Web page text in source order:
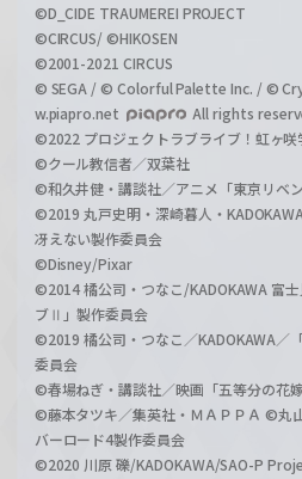
©D_CIDE TRAUMEREI PROJECT
©CIRCUS/ ©HIKOSEN
©2001-2021 CIRCUS
© SEGA / © Colorful Palette Inc. / ©
w.piapro.net
All rights
©2022 プロジェクトラブライブ！虹ヶ
©クール教信者／双葉社
©和久井健・講談社／アニメ「東京リベ
©2019 丸戸史明・深崎暮人・
冴えない製作委員会
©Disney/Pixar
©2014 橘公司・つなこ/KADOKAWA 富
ブⅡ」製作委員会
©2019 橘公司・つなこ／KADOKAWA／
委員会
©春場ねぎ・講談社／映画「五等分の花
©藤本タツキ／集英社・ＭＡＰＰＡ ©丸
バーロード4製作委員会
©2020 川原 礫/KADOKAWA/SAO-P